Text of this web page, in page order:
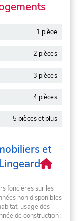
1 pièce
2 pièces
3 pièces
4 pièces
5 pièces et plus
et
foncières sur les
non disponibles
usage des
de construction :